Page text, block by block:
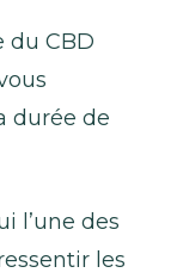
du CBD
durée de
l’une des
les